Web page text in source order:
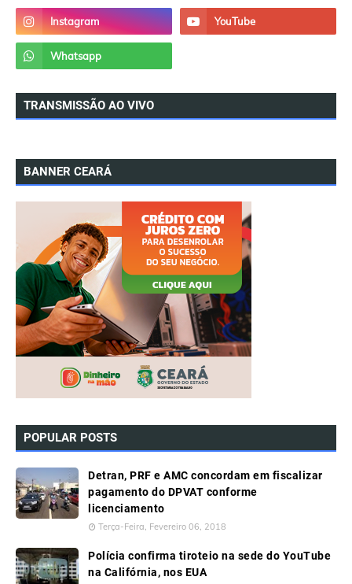
TRANSMISSÃO AO VIVO
BANNER CEARÁ
POPULAR POSTS
Detran, PRF e AMC concordam em fiscalizar
pagamento do DPVAT conforme
licenciamento
Terça-Feira, Fevereiro 06, 2018
Polícia confirma tiroteio na sede do YouTube
na Califórnia, nos EUA